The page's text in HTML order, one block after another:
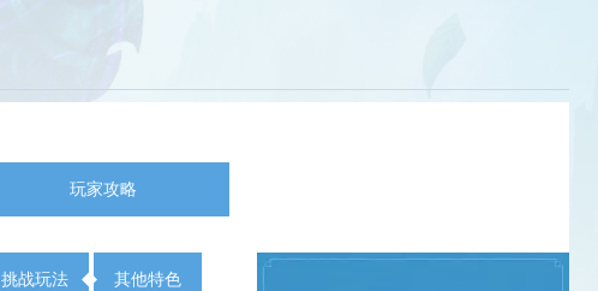
玩家攻略
挑战玩法 其他特色